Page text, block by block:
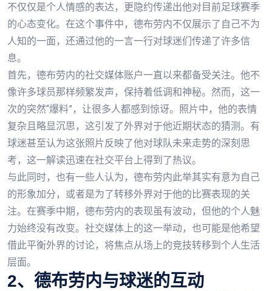
不仅仅是个人情感的表达，更隐约传递出他对目前足球赛季
的心态变化。在这个事件中，德布劳内不仅展示了自己不为
人知的一面，还通过他的一言一行对球迷们传递了许多信
息。
首先，德布劳内的社交媒体账户一直以来都备受关注。他不
像许多球员那样频繁发声，保持着低调和神秘。然而，这一
次的突然“爆料”，让很多人都感到惊讶。照片中，他的表情
复杂且略显沉思，这引发了外界对于他近期状态的猜测。有
球迷甚至认为这张照片反映了他对球队未来走势的深刻思
考，这一解读迅速在社交平台上得到了热议。
与此同时，也有一些人认为，德布劳内此举其实有意为自己
的形象加分，或者是为了转移外界对于他的比赛表现的关
注。在赛季中期，德布劳内的表现虽有波动，但他的个人魅
力始终没有改变。社交媒体上的这一举动，也可能是他希望
借此平衡外界的讨论，将焦点从场上的竞技转移到个人生活
层面。
2、德布劳内与球迷的互动